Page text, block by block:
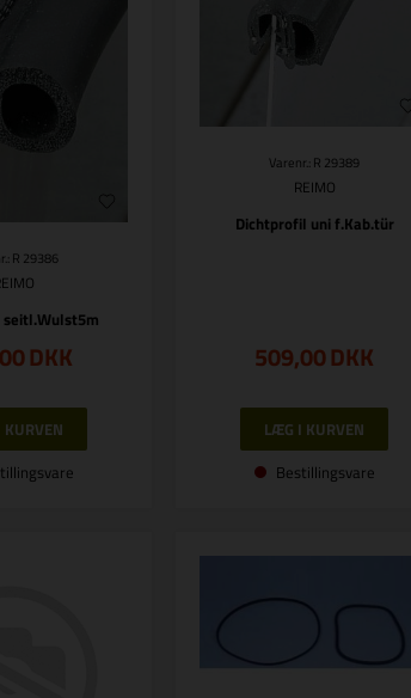
R 29386
DKK
Varenr.: R 29389
REIMO
Dichtprofil uni f.Kab.tür
509,00DKK
Bestillingsvare